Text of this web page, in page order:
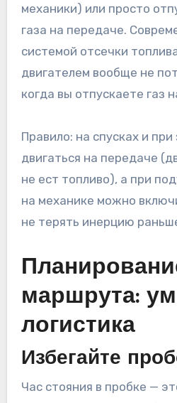
механики) или просто
газа на передаче.
системой отсечки
двигателем вообще не
когда вы отпускаете газ
Правило: на спусках и
двигаться на передаче
не ест топливо), а при
на механике можно
не терять инерцию
маршрута:
логистика
Избегайте
Час стояния в пробке —